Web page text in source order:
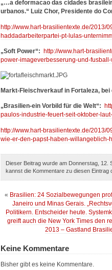
„…a deformacao das cidades
urbanos.“ Luiz Chor, Presidente do
http://www.hart-brasilientexte.de/2013/
haddadarbeiterpartei-pt-lulas-
„Soft Power“: http://www.hart-
power-imageverbesserung-und-
Markt-Fleischverkauf in Fortaleza,
„Brasilien-ein Vorbild für die Welt“:
paulos-industrie-feuert-seit-oktober-
http://www.hart-brasilientexte.de/2013/
wie-er-den-papst-haben-willangeblich-
Dieser Beitrag wurde am Donnerstag, 12.
kannst die Kommentare zu diesen Eintrag
« Brasilien: 24 Sozialbewegungen
Janeiro und Minas Gerais.
Politikern. Entscheider heute.
greift auch die New York Times den
2013 – Gastland
Keine Kommentare
Bisher gibt es keine Kommentare.